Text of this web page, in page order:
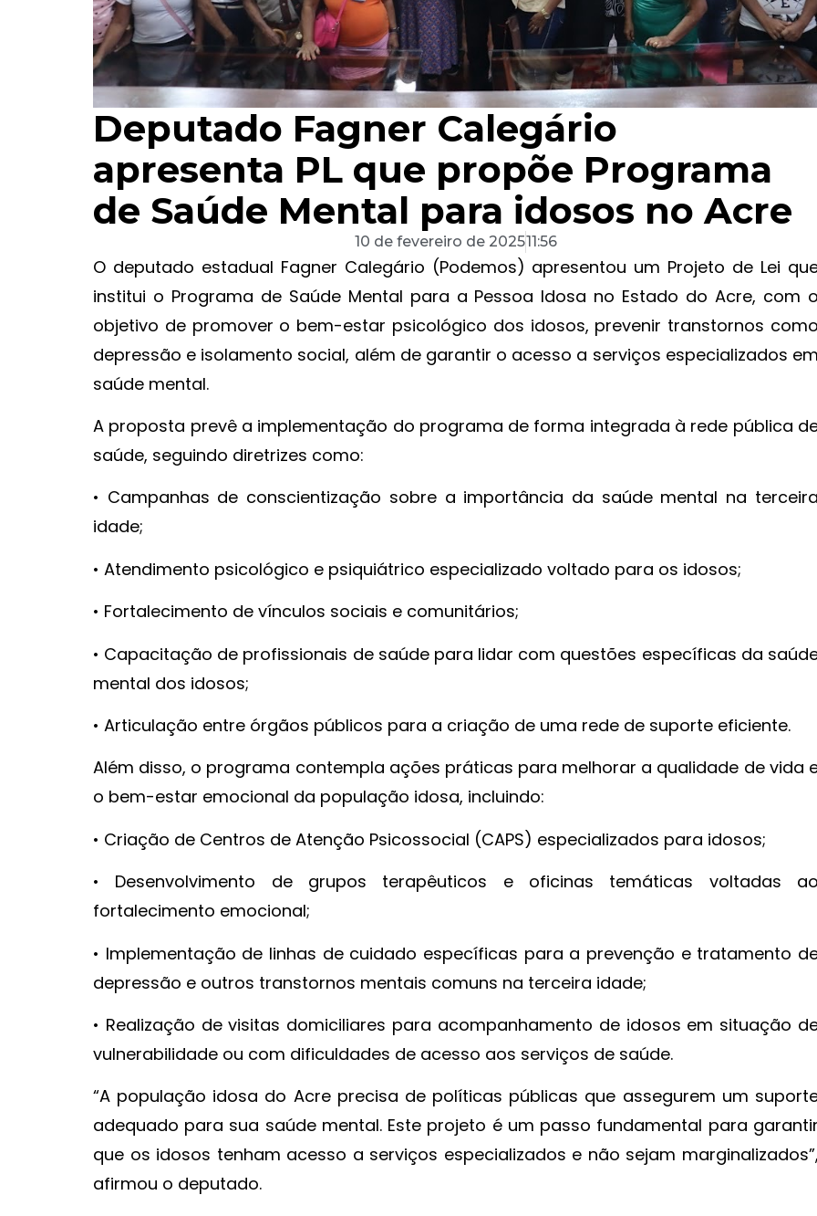
Deputado Fagner Calegário
apresenta PL que propõe Programa
de Saúde Mental para idosos no Acre
10 de fevereiro de 202511:56
O deputado estadual Fagner Calegário (Podemos) apresentou um Projeto de Lei
institui o Programa de Saúde Mental para a Pessoa Idosa no Estado do Acre, com o
objetivo de promover o bem-estar psicológico dos idosos, prevenir transtornos como
depressão e isolamento social, além de garantir o acesso a serviços especializados em
saúde mental.
A proposta prevê a implementação do programa de forma integrada à rede pública
saúde, seguindo diretrizes como:
• Campanhas de conscientização sobre a importância da saúde mental na terceira
idade;
• Atendimento psicológico e psiquiátrico especializado voltado para os idosos;
• Fortalecimento de vínculos sociais e comunitários;
• Capacitação de profissionais de saúde para lidar com questões específicas da
mental dos idosos;
• Articulação entre órgãos públicos para a criação de uma rede de suporte eficiente.
Além disso, o programa contempla ações práticas para melhorar a qualidade de vida
o bem-estar emocional da população idosa, incluindo:
• Criação de Centros de Atenção Psicossocial (CAPS) especializados para idosos;
• Desenvolvimento de grupos terapêuticos e oficinas temáticas voltadas ao
fortalecimento emocional;
• Implementação de linhas de cuidado específicas para a prevenção e tratamento
depressão e outros transtornos mentais comuns na terceira idade;
• Realização de visitas domiciliares para acompanhamento de idosos em situação
vulnerabilidade ou com dificuldades de acesso aos serviços de saúde.
“A população idosa do Acre precisa de políticas públicas que assegurem um
adequado para sua saúde mental. Este projeto é um passo fundamental para garantir
que os idosos tenham acesso a serviços especializados e não sejam marginalizados”,
afirmou o deputado.